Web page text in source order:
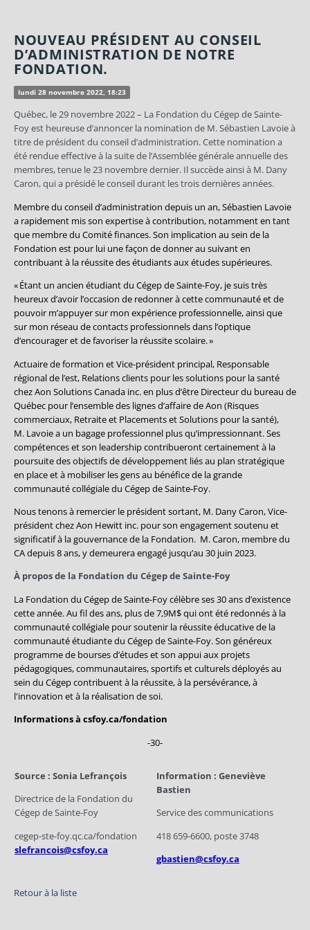
NOUVEAU PRÉSIDENT AU CONSEIL
D’ADMINISTRATION DE NOTRE
FONDATION.
lundi 28 novembre 2022, 18:23
Québec, le 29 novembre 2022 – La Fondation du Cégep de Sainte-
Foy est heureuse d’annoncer la nomination de M. Sébastien Lavoie à
titre de président du conseil d’administration. Cette nomination a
été rendue effective à la suite de l’Assemblée générale annuelle des
membres, tenue le 23 novembre dernier. Il succède ainsi à M. Dany
Caron, qui a présidé le conseil durant les trois dernières années.
Membre du conseil d’administration depuis un an, Sébastien Lavoie
a rapidement mis son expertise à contribution, notamment en tant
que membre du Comité finances. Son implication au sein de la
Fondation est pour lui une façon de donner au suivant en
contribuant à la réussite des étudiants aux études supérieures.
«Étant un ancien étudiant du Cégep de Sainte-Foy, je suis très
heureux d’avoir l’occasion de redonneràcette communauté et de
pouvoir m’appuyer sur mon expérience professionnelle, ainsi que
sur mon réseau de contacts professionnels dans l’optique
d’encourager et de favoriser la réussite scolaire.»
Actuaire de formation et Vice-président principal, Responsable
régional de l’est, Relations clients pour les solutions pour la santé
chez Aon Solutions Canada inc. en plus d’être Directeur du bureau de
Québec pour l’ensemble des lignes d’affaire de Aon (Risques
commerciaux, Retraite et Placements et Solutions pour la santé),
M. Lavoie a un bagage professionnel plus qu’impressionnant. Ses
compétences et son leadership contribueront certainement à la
poursuite des objectifs de développement liés au plan stratégique
en place et à mobiliser les gens au bénéfice de la grande
communauté collégiale du Cégep de Sainte-Foy.
Nous tenons à remercier le président sortant, M. Dany Caron, Vice-
président chez Aon Hewitt inc. pour son engagement soutenu et
significatif à la gouvernance de la Fondation. M. Caron, membre du
CA depuis 8 ans, y demeurera engagé jusqu’au 30 juin 2023.
À propos de la Fondation du Cégep de Sainte-Foy
La Fondation du Cégep de Sainte-Foy célèbre ses 30 ans d’existence
cette année. Au fil des ans, plus de 7,9M$ qui ont été redonnés à la
communauté collégiale pour soutenir la réussite éducative de la
communauté étudiante du Cégep de Sainte-Foy. Son généreux
programme de bourses d’études et son appui aux projets
pédagogiques, communautaires, sportifs et culturels déployés au
sein du Cégep contribuent à la réussite, à la persévérance, à
l'innovation et à la réalisation de soi.
Informations à csfoy.ca/fondation
-30-
Source : Sonia Lefrançois
Directrice de la Fondation du
Cégep de Sainte-Foy
cegep-ste-foy.qc.ca/fondation
slefrancois@csfoy.ca
Information : Geneviève
Bastien
Service des communications
418 659-6600, poste 3748
gbastien@csfoy.ca
Retour à la liste